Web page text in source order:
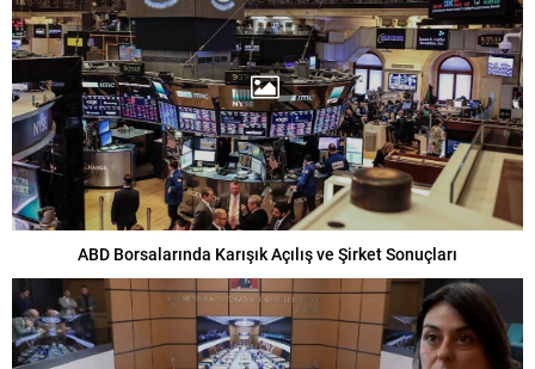
ABD Borsalarında Karışık Açılış ve Şirket Sonuçları